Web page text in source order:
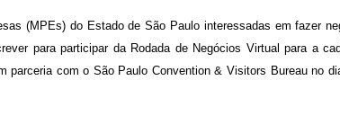
(MPEs) do Estado de São Paulo interessadas em fazer
para participar da Rodada de Negócios Virtual para a
parceria com o São Paulo Convention & Visitors Bureau no